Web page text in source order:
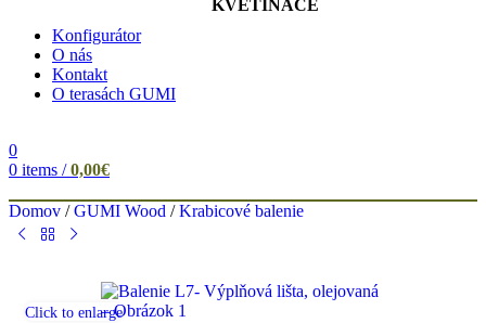
KVETINÁČE
Konfigurátor
O nás
Kontakt
O terasách GUMI
0
0 items / 0,00€
Domov / GUMI Wood / Krabicové balenie
Click to enlarge